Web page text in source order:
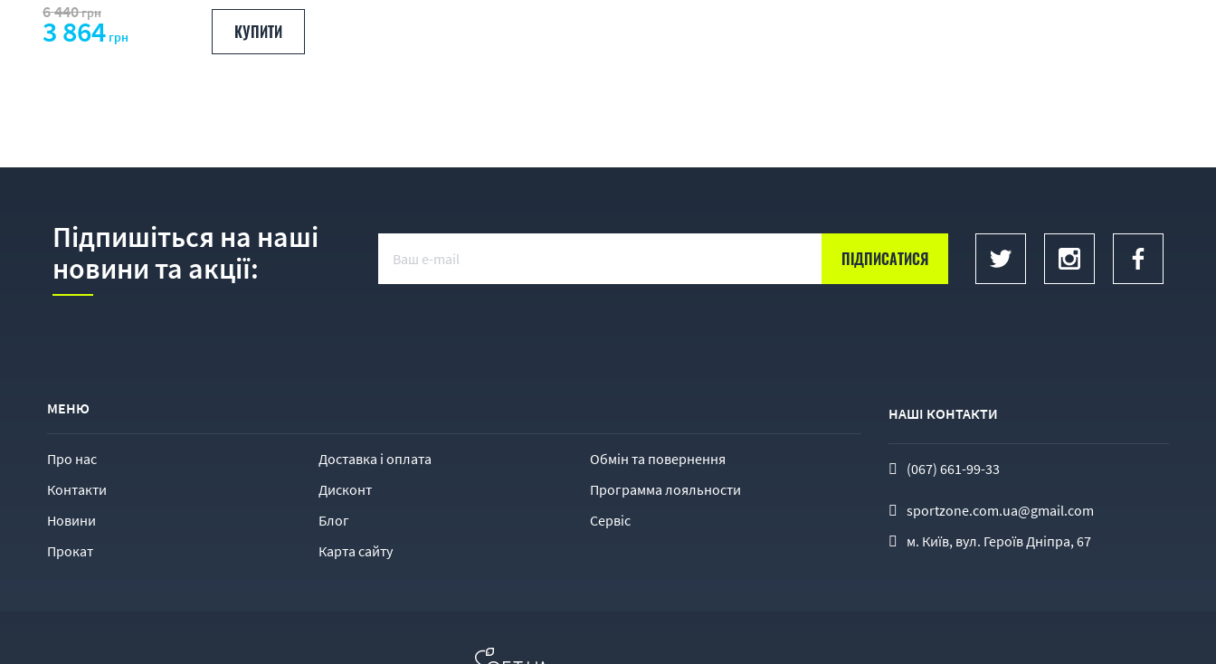
6 440грн
3 864 грн КУПИТИ
Підпишіться на наші
новини та акції:
МЕНЮ
Про нас Доставка і оплата
Обмін та повернення
Контакти
Дисконт
Программа лояльности
Новини
Блог
Сервіс
Прокат
Карта сайту
НАШІ КОНТАКТИ
(067) 661-99-33
sportzone.com.ua@gmail.com
м. Київ, вул. Героїв Дніпра, 67